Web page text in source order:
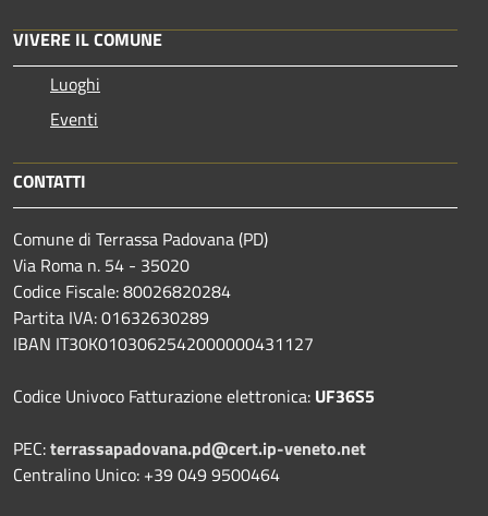
VIVERE IL COMUNE
Luoghi
Eventi
CONTATTI
Comune di Terrassa Padovana (PD)
Via Roma n. 54 - 35020
Codice Fiscale: 80026820284
Partita IVA: 01632630289
IBAN IT30K0103062542000000431127
Codice Univoco Fatturazione elettronica: UF36S5
PEC:terrassapadovana.pd@cert.ip-veneto.net
Centralino Unico: +39 049 9500464